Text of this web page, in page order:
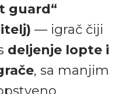
guard“
— igrač čiji
deljenje lopte i
, sa manjim